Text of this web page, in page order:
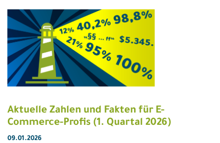
Aktuelle Zahlen und Fakten für E-
Commerce-Profis (1. Quartal 2026)
09.01.2026